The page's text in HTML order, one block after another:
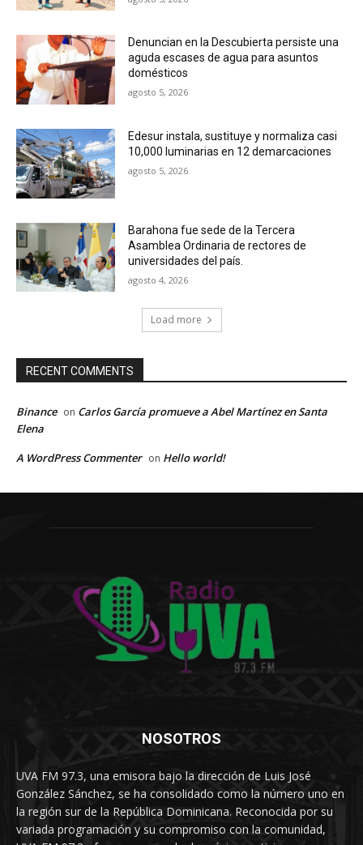
Denuncian en la Descubierta persiste una
aguda escases de agua para asuntos
domésticos
agosto 5, 2026
Edesur instala, sustituye y normaliza casi
10,000 luminarias en 12 demarcaciones
agosto 5, 2026
Barahona fue sede de la Tercera
Asamblea Ordinaria de rectores de
universidades del país.
agosto 4, 2026
Load more
RECENT COMMENTS
Binance on Carlos García promueve a Abel Martínez en Santa
Elena
A WordPress Commenter on Hello world!
NOSOTROS
UVA FM 97.3, una emisora bajo la dirección de Luis José
González Sánchez, se ha consolidado como la número uno en
la región sur de la República Dominicana. Reconocida por su
variada programación y su compromiso con la comunidad,